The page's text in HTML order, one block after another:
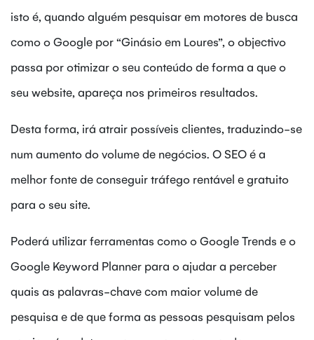
isto é, quando alguém pesquisar em motores de busca
como o Google por “Ginásio em Loures”, o objectivo
passa por otimizar o seu conteúdo de forma a que o
seu website, apareça nos primeiros resultados.
Desta forma, irá atrair possíveis clientes, traduzindo-se
num aumento do volume de negócios. O SEO é a
melhor fonte de conseguir tráfego rentável e gratuito
para o seu site.
Poderá utilizar ferramentas como o Google Trends e o
Google Keyword Planner para o ajudar a perceber
quais as palavras-chave com maior volume de
pesquisa e de que forma as pessoas pesquisam pelos